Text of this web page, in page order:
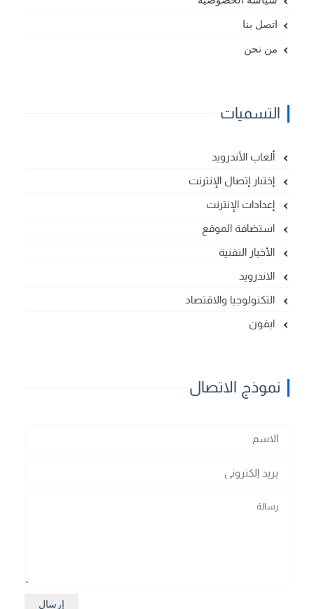
اتصل بنا
من نحن
التسميات
ألعاب الأندرويد
إختبار إتصال الإنترنت
إعدادات الإنترنت
استضافة الموقع
الأخبار التقنية
الاندرويد
التكنولوجيا والاقتصاد
ايفون
نموذج الاتصال